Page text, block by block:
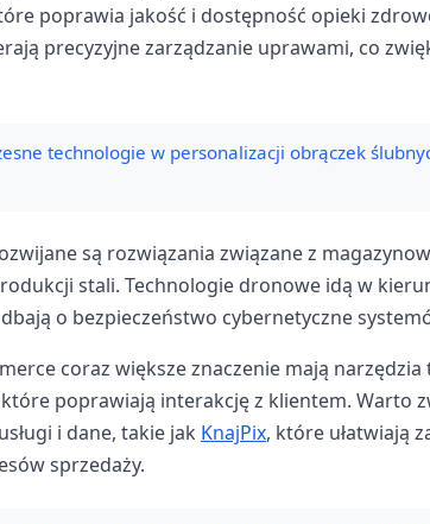
poprawia jakość i dostępność opieki
precyzyjne zarządzanie uprawami, co
technologie w personalizacji obrączek
są rozwiązania związane z
stali. Technologie dronowe idą w
o bezpieczeństwo cybernetyczne
coraz większe znaczenie mają
poprawiają interakcję z klientem. Warto
i dane, takie jak KnajPix, które ułatwiają
sprzedaży.